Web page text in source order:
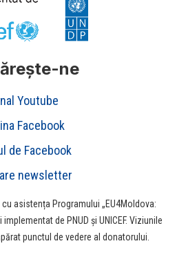
ne
Youtube
Facebook
de Facebook
newsletter
asistența Programului „EU4Moldova:
de PNUD şi UNICEF. Viziunile
punctul de vedere al donatorului.